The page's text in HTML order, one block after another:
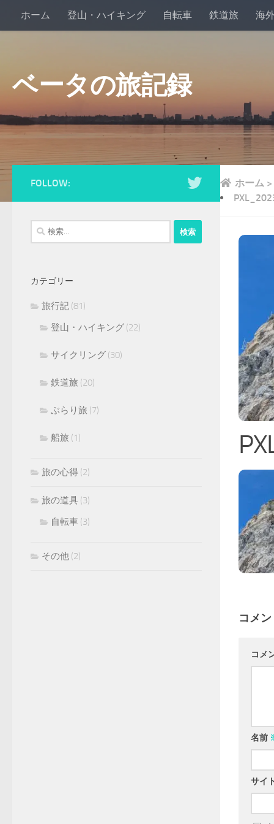
ホーム 登山・ハイキング 自転車 鉄道旅 海
ベータの旅記録
ホーム >
コメ
コメ
名前
サイ
FOLLOW:
検
索:
カテゴリー
旅行記 (81)
登山・ハイキング (22)
サイクリング (30)
鉄道旅 (20)
ぶらり旅 (7)
船旅 (1)
旅の心得 (2)
旅の道具 (3)
自転車 (3)
その他 (2)